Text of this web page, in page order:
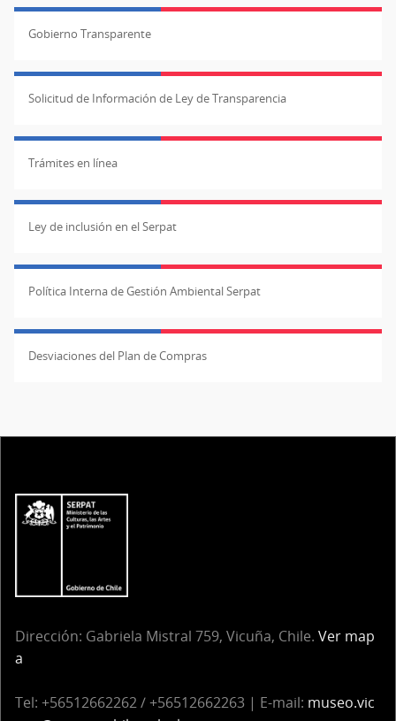
Gobierno Transparente
Solicitud de Información de Ley de Transparencia
Trámites en línea
Ley de inclusión en el Serpat
Política Interna de Gestión Ambiental Serpat
Desviaciones del Plan de Compras
Dirección: Gabriela Mistral 759, Vicuña, Chile. Ver map
a
Tel: +56512662262 / +56512662263 | E-mail: museo.vic